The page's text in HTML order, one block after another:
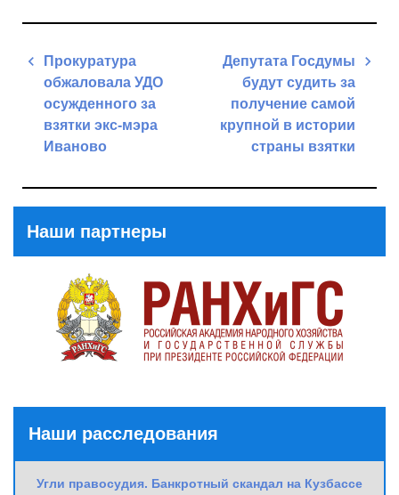
Навигация
записям
Прокуратура
обжаловала УДО
осужденного за
взятки экс-мэра
Иваново
Депутата Госдумы
будут судить за
получение самой
крупной в истории
страны взятки
Наши партнеры
Наши расследования
Угли правосудия. Банкротный скандал на Кузбассе